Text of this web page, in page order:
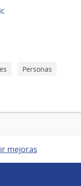
Personas
mejoras